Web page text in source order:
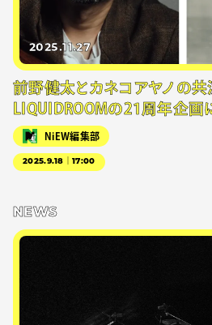
2025.11.27
前野健太とカネコアヤノの共
LIQUIDROOMの21周年企画
NiEW編集部
2025.9.18｜17:00
NEWS